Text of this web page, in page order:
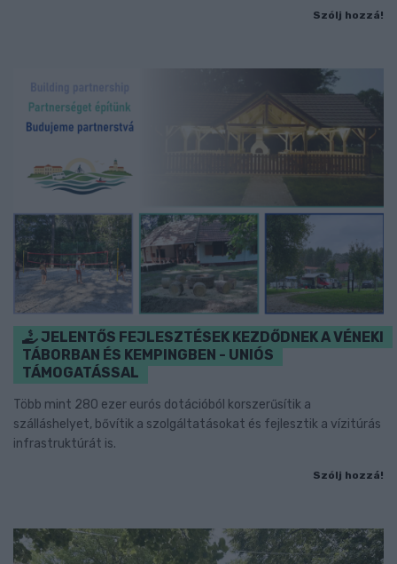
Szólj hozzá!
JELENTŐS FEJLESZTÉSEK KEZDŐDNEK A VÉNEKI
TÁBORBAN ÉS KEMPINGBEN - UNIÓS
TÁMOGATÁSSAL
Több mint 280 ezer eurós dotációból korszerűsítik a
szálláshelyet, bővítik a szolgáltatásokat és fejlesztik a vízitúrás
infrastruktúrát is.
Szólj hozzá!